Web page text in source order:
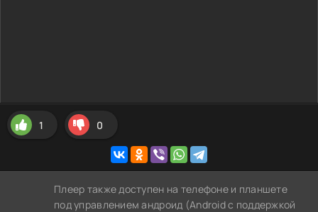
1 0
Плеер также доступен на телефоне и планшете
под управлением андроид (Android с поддержкой